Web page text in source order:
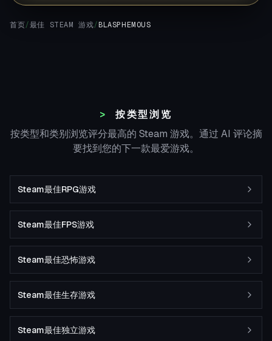
首页/最佳 STEAM 游戏/ BLASPHEMOUS
按类型浏览
按类型和类别浏览评分最高的 Steam 游戏。通过 AI 评论摘
要找到您的下一款最爱游戏。
Steam最佳RPG游戏
Steam最佳FPS游戏
Steam最佳恐怖游戏
Steam最佳生存游戏
Steam最佳独立游戏